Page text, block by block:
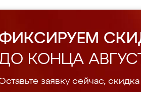
КОНЦА
заявку сейчас,